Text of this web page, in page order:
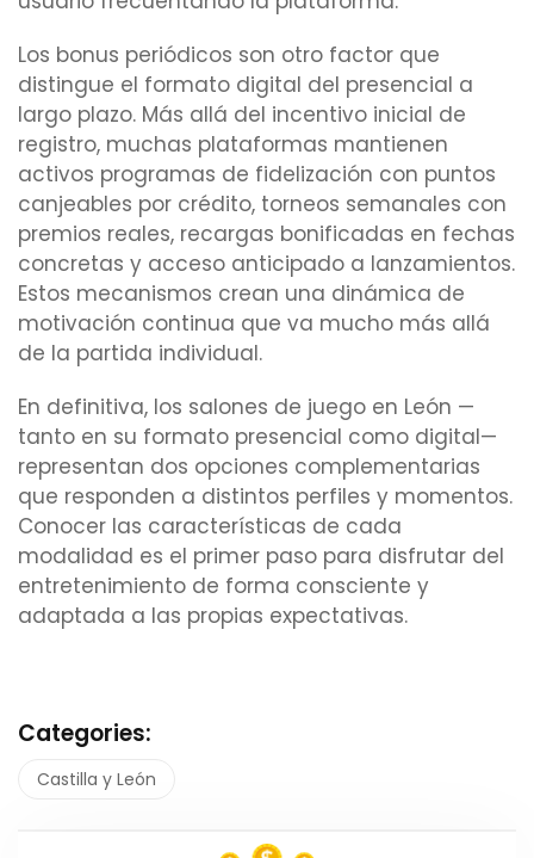
Los bonus periódicos son otro factor que
distingue el formato digital del presencial a
largo plazo. Más allá del incentivo inicial de
registro, muchas plataformas mantienen
activos programas de fidelización con puntos
canjeables por crédito, torneos semanales con
premios reales, recargas bonificadas en fechas
concretas y acceso anticipado a lanzamientos.
Estos mecanismos crean una dinámica de
motivación continua que va mucho más allá
de la partida individual.
En definitiva, los salones de juego en León —
tanto en su formato presencial como digital—
representan dos opciones complementarias
que responden a distintos perfiles y momentos.
Conocer las características de cada
modalidad es el primer paso para disfrutar del
entretenimiento de forma consciente y
adaptada a las propias expectativas.
Categories:
Castilla y León